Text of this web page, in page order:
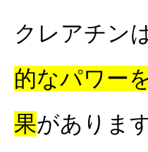
クレアチンは
的なパワー
果がありま